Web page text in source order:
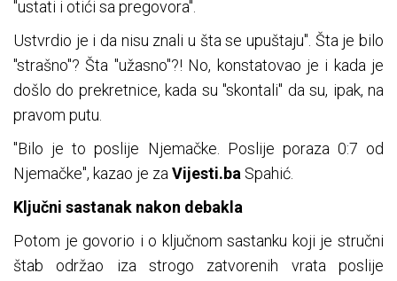
"ustati i otići sa pregovora".
Ustvrdio je i da nisu znali u šta se upuštaju". Šta je bilo
"strašno"? Šta "užasno"?! No, konstatovao je i kada je
došlo do prekretnice, kada su "skontali" da su, ipak, na
pravom putu.
"Bilo je to poslije Njemačke. Poslije poraza 0:7 od
Njemačke", kazao je za Vijesti.ba Spahić.
Ključni sastanak nakon debakla
Potom je govorio i o ključnom sastanku koji je stručni
štab održao iza strogo zatvorenih vrata poslije